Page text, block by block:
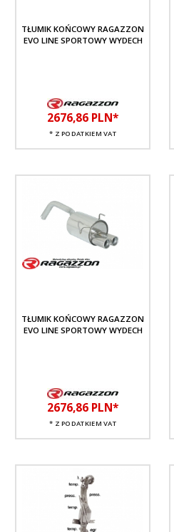
TŁUMIK KOŃCOWY RAGAZZON
EVO LINE SPORTOWY WYDECH
2676,86 PLN*
* Z PODATKIEM VAT
TŁUMIK KOŃCOWY RAGAZZON
EVO LINE SPORTOWY WYDECH
2676,86 PLN*
* Z PODATKIEM VAT